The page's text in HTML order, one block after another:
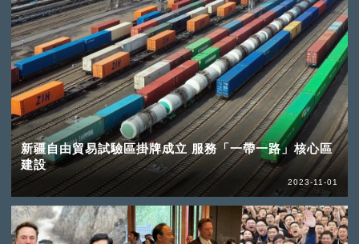
新疆自由貿易試驗區掛牌成立 服務「一帶一路」核心區
建設
2023-11-01